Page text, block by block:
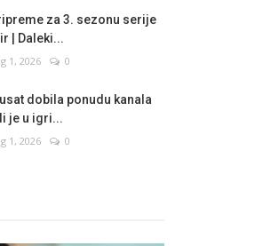
za 3. sezonu serije
| Daleki...
1, 2026 0
dobila ponudu kanala
li je u igri...
1, 2026 0